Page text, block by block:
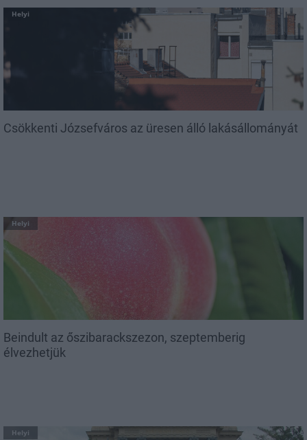
Helyi
Csökkenti Józsefváros az üresen álló lakásállományát
Helyi
Beindult az őszibarackszezon, szeptemberig
élvezhetjük
Helyi